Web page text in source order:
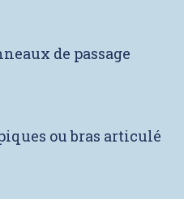
de passage
ou bras articulé